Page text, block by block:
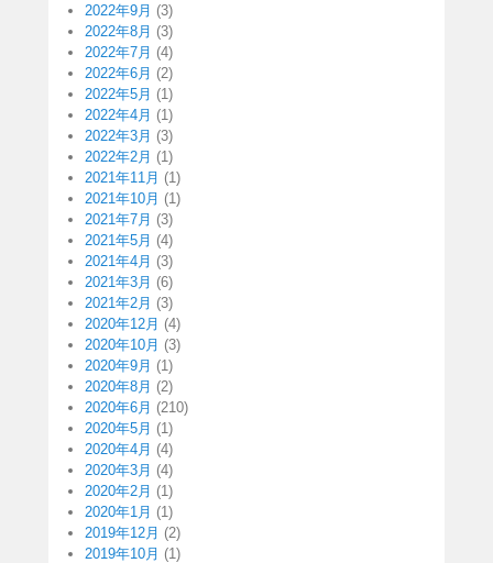
2022年9月 (3)
2022年8月 (3)
2022年7月 (4)
2022年6月 (2)
2022年5月 (1)
2022年4月 (1)
2022年3月 (3)
2022年2月 (1)
2021年11月 (1)
2021年10月 (1)
2021年7月 (3)
2021年5月 (4)
2021年4月 (3)
2021年3月 (6)
2021年2月 (3)
2020年12月 (4)
2020年10月 (3)
2020年9月 (1)
2020年8月 (2)
2020年6月 (210)
2020年5月 (1)
2020年4月 (4)
2020年3月 (4)
2020年2月 (1)
2020年1月 (1)
2019年12月 (2)
2019年10月 (1)